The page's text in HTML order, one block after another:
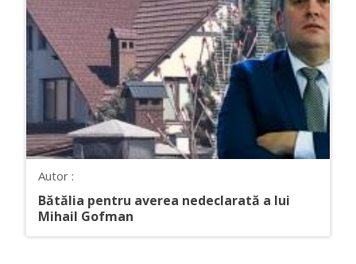
Autor :
Bătălia pentru averea nedeclarată a lui
Mihail Gofman